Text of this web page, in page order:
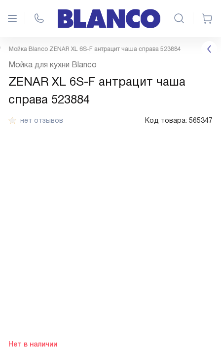
Мойка Blanco ZENAR XL 6S-F антрацит чаша справа 523884
нет отзывов Код товара: 565347
Нет в наличии
Мойка для кухни Blanco
ZENAR XL 6S-F антрацит чаша
справа 523884